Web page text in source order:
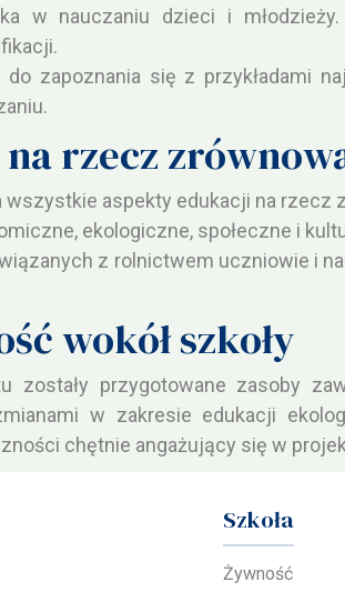
w nauczaniu dzieci i
do zapoznania się z przykładami
rzecz
wszystkie aspekty edukacji na rzecz
ekologiczne, społeczne i
z rolnictwem uczniowie i
wokół szkoły
zostały przygotowane zasoby
w zakresie edukacji
chętnie angażujący się w
Szkoła
Żywność